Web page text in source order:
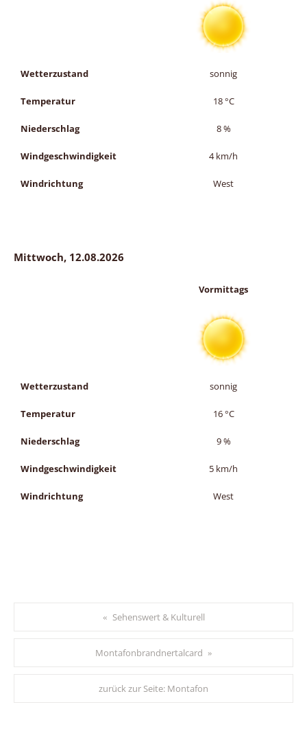
Wetterzustand sonnig
Temperatur 18°C
Niederschlag 8%
Windgeschwindigkeit 4 km/h
Windrichtung West
Mittwoch, 12.08.2026
Vormittags
Wetterzustand sonnig
Temperatur 16°C
Niederschlag 9%
Windgeschwindigkeit 5 km/h
Windrichtung West
« Sehenswert & Kulturell
Montafonbrandnertalcard »
zurück zur Seite: Montafon